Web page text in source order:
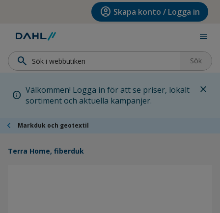
Hoppa till huvudinnehållet account_circle Skapa konto / Logga in
menu
search Sök
info Välkommen! Logga in för att se priser, lokalt
sortiment och aktuella kampanjer.
close
chevron_left Markduk och geotextil
Terra Home, fiberduk